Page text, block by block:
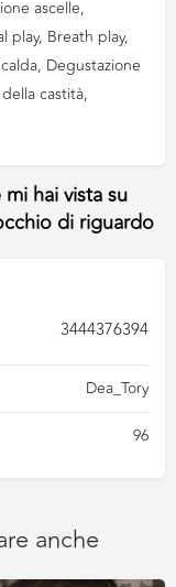
ascelle,
play, Breath play,
Degustazione
castità,
3444376394
Dea_Tory
96
anche